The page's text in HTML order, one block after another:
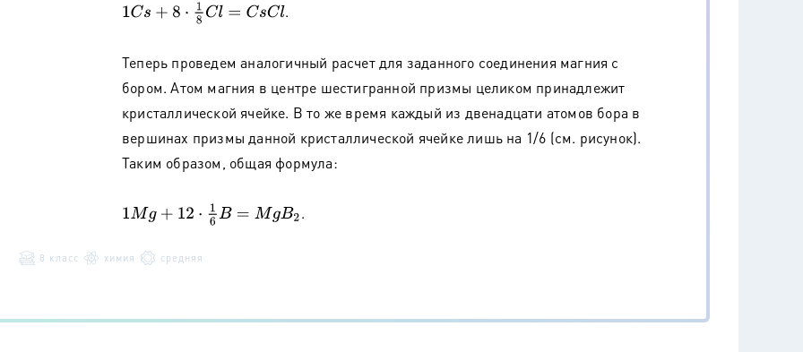
1Cs+ 8⋅1 8Cl =CsC .
Теперь проведем аналогичный расчет для заданного соединения магния с
бором. Атом магния в центре шестигранной призмы целиком принадлежит
кристаллической ячейке. В то же время каждый из двенадцати атомов бора в
вершинах призмы данной кристаллической ячейке лишь на 1/6 (см. рисунок).
Таким образом, общая формула:
1 Mg+12⋅ 16B = M gB 2 .
8 класс химия средняя